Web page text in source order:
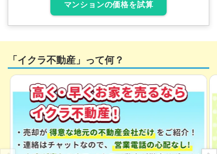
マンションの価格を試算
「イクラ不動産」って何？